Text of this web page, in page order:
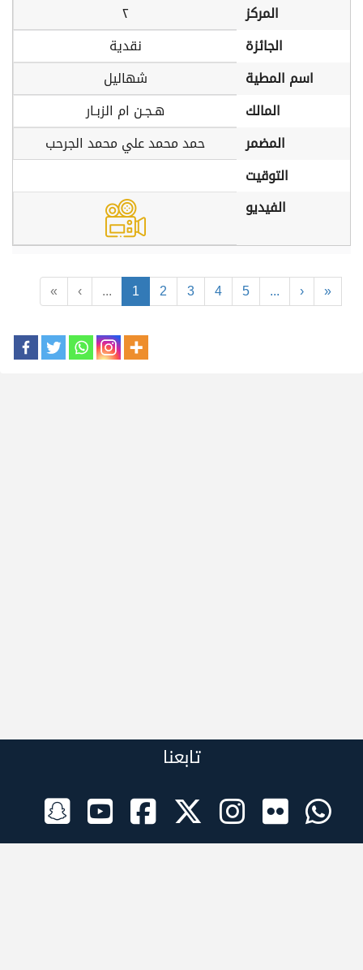
« ‹ ... 1 2 3 4 5 ... › »
المركز
٢
الجائزة
نقدية
اسم المطية
شهاليل
المالك
هـجـن ام الزبـار
المضمر
حمد محمد علي محمد الجرحب
التوقيت
الفيديو
تابعنا